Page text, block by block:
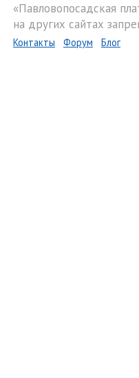
«Павловопосадская
на других сайтах
Контакты Форум Блог